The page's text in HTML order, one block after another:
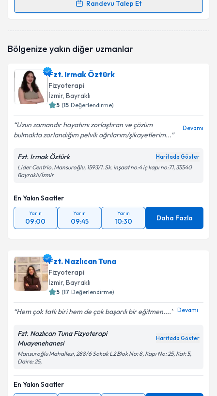
Randevu Talep Et
Randevu Takvimi Talebi
oluşturun. Size bu uzmandan randevu almanız için bir
E-posta Adresiniz
Kişisel verilerimin işlenmesine ilişkin
Aydınlatma
Metni'ni okudum ve kişisel verilerimin belirtilen
Bölgenize yakın diğer uzmanlar
Fzt. Irmak Öztürk
Fizyoterapi
İzmir, Bayraklı
5 (15 Değerlendirme)
Uzun zamandır hayatımı zorlaştıran ve çözüm
bulmakta zorlandığım pelvik ağrılarım/şikayetlerim...
Devamı
Fzt. Irmak Öztürk Haritada Göster
Lider Centrio, Mansuroğlu, 1593/1. Sk. inşaat no:4 iç kapı no:71, 35540
Bayraklı/İzmir
En Yakın Saatler
Yarın
09:00
Yarın
09:45
Yarın
10:30 Daha Fazla
Fzt. Nazlıcan Tuna
Fizyoterapi
İzmir, Bayraklı
5 (17 Değerlendirme)
Hem çok tatlı biri hem de çok başarılı bir eğitmen.... Devamı
Fzt. Nazlıcan Tuna Fizyoterapi
Muayenehanesi
Haritada Göster
Mansuroğlu Mahallesi, 288/6 Sokak L2 Blok No: 8, Kapı No: 25, Kat: 5,
Daire: 25,
En Yakın Saatler